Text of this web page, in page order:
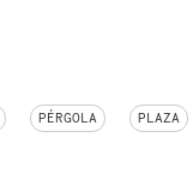
PÉRGOLA PLAZA